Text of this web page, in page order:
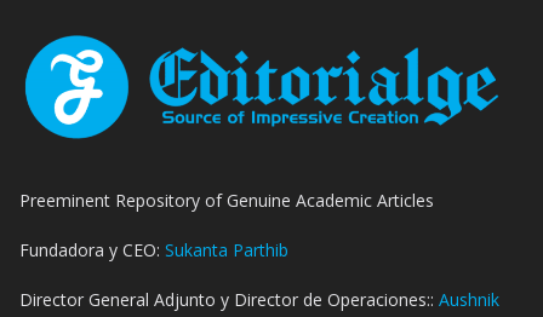
Preeminent Repository of Genuine Academic Articles
Fundadora y CEO: Sukanta Parthib
Director General Adjunto y Director de Operaciones:: Aushnik